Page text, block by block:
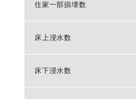
住家一部損壊数
床上浸水数
床下浸水数